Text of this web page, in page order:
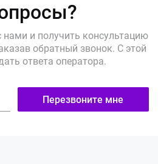
и получить консультацию
обратный звонок. С этой
ответа оператора.
Перезвоните мне